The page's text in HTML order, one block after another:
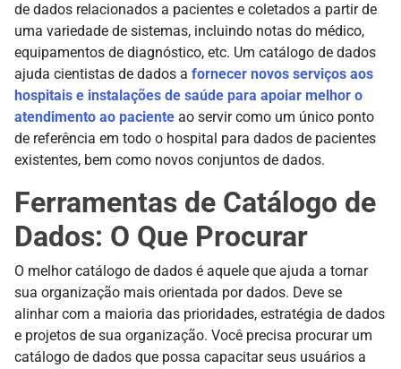
de dados relacionados a pacientes e coletados a partir de
uma variedade de sistemas, incluindo notas do médico,
equipamentos de diagnóstico, etc. Um catálogo de dados
ajuda cientistas de dados a fornecer novos serviços aos
hospitais e instalações de saúde para apoiar melhor o
atendimento ao paciente ao servir como um único ponto
de referência em todo o hospital para dados de pacientes
existentes, bem como novos conjuntos de dados.
Ferramentas de Catálogo de
Dados: O Que Procurar
O melhor catálogo de dados é aquele que ajuda a tornar
sua organização mais orientada por dados. Deve se
alinhar com a maioria das prioridades, estratégia de dados
e projetos de sua organização. Você precisa procurar um
catálogo de dados que possa capacitar seus usuários a